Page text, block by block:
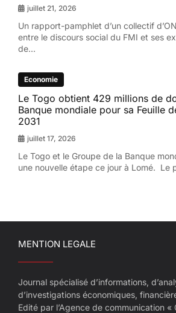
juillet 21, 2026
Un rapport-pamphlet d’un collectif
entre le discours social du FMI et ses
de...
Economie
Le Togo obtient 429 millions de
Banque mondiale pour sa Feuille
2031
juillet 17, 2026
Le Togo et le Groupe de la Banque
une nouvelle étape ce jour à Lomé. Le
MENTION LEGALE
Journal spécialisé d’informations,
d’investigations économiques,
Edité par l’Agence de communication «